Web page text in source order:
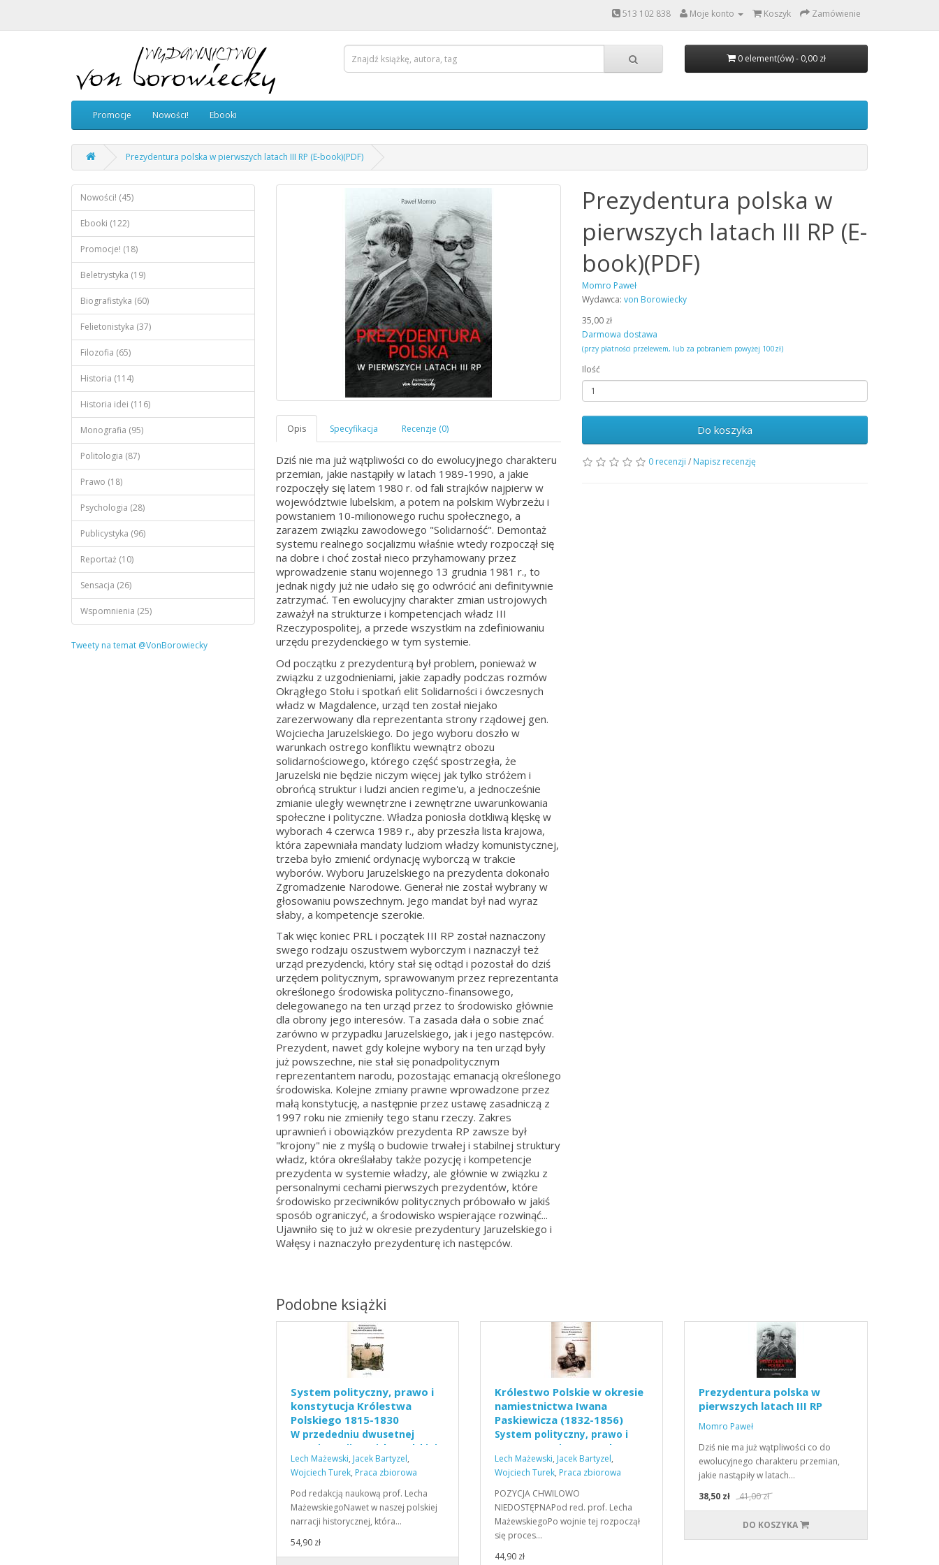
513 102 838 Moje konto Koszyk Zamówienie
0 element(ów) - 0,00 zł
Promocje Nowości! Ebooki
Prezydentura polska w pierwszych latach III RP (E-book)(PDF)
Nowości! (45)
Ebooki (122)
Promocje! (18)
Beletrystyka (19)
Biografistyka (60)
Felietonistyka (37)
Filozofia (65)
Historia (114)
Historia idei (116)
Monografia (95)
Politologia (87)
Prawo (18)
Psychologia (28)
Publicystyka (96)
Reportaż (10)
Sensacja (26)
Wspomnienia (25)
Tweety na temat @VonBorowiecky
Dziś nie ma już wątpliwości co do ewolucyjnego charakteru
przemian, jakie nastąpiły w latach 1989-1990, a jakie
rozpoczęły się latem 1980 r. od fali strajków najpierw w
województwie lubelskim, a potem na polskim Wybrzeżu i
powstaniem 10-milionowego ruchu społecznego, a
zarazem związku zawodowego "Solidarność". Demontaż
systemu realnego socjalizmu właśnie wtedy rozpoczął się
na dobre i choć został nieco przyhamowany przez
wprowadzenie stanu wojennego 13 grudnia 1981 r., to
jednak nigdy już nie udało się go odwrócić ani definitywnie
zatrzymać. Ten ewolucyjny charakter zmian ustrojowych
zaważył na strukturze i kompetencjach władz III
Rzeczypospolitej, a przede wszystkim na zdefiniowaniu
urzędu prezydenckiego w tym systemie.
Od początku z prezydenturą był problem, ponieważ w
związku z uzgodnieniami, jakie zapadły podczas rozmów
Okrągłego Stołu i spotkań elit Solidarności i ówczesnych
władz w Magdalence, urząd ten został niejako
zarezerwowany dla reprezentanta strony rządowej gen.
Wojciecha Jaruzelskiego. Do jego wyboru doszło w
warunkach ostrego konfliktu wewnątrz obozu
solidarnościowego, którego część spostrzegła, że
Jaruzelski nie będzie niczym więcej jak tylko stróżem i
obrońcą struktur i ludzi ancien regime'u, a jednocześnie
zmianie uległy wewnętrzne i zewnętrzne uwarunkowania
społeczne i polityczne. Władza poniosła dotkliwą klęskę w
wyborach 4 czerwca 1989 r., aby przeszła lista krajowa,
która zapewniała mandaty ludziom władzy komunistycznej,
trzeba było zmienić ordynację wyborczą w trakcie
wyborów. Wyboru Jaruzelskiego na prezydenta dokonało
Zgromadzenie Narodowe. Generał nie został wybrany w
głosowaniu powszechnym. Jego mandat był nad wyraz
słaby, a kompetencje szerokie.
Tak więc koniec PRL i początek III RP został naznaczony
swego rodzaju oszustwem wyborczym i naznaczył też
urząd prezydencki, który stał się odtąd i pozostał do dziś
urzędem politycznym, sprawowanym przez reprezentanta
określonego środowiska polityczno-finansowego,
delegowanego na ten urząd przez to środowisko głównie
dla obrony jego interesów. Ta zasada dała o sobie znać
zarówno w przypadku Jaruzelskiego, jak i jego następców.
Prezydent, nawet gdy kolejne wybory na ten urząd były
już powszechne, nie stał się ponadpolitycznym
reprezentantem narodu, pozostając emanacją określonego
środowiska. Kolejne zmiany prawne wprowadzone przez
małą konstytucję, a następnie przez ustawę zasadniczą z
1997 roku nie zmieniły tego stanu rzeczy. Zakres
uprawnień i obowiązków prezydenta RP zawsze był
"krojony" nie z myślą o budowie trwałej i stabilnej struktury
władz, która określałaby także pozycję i kompetencje
prezydenta w systemie władzy, ale głównie w związku z
personalnymi cechami pierwszych prezydentów, które
środowisko przeciwników politycznych próbowało w jakiś
sposób ograniczyć, a środowisko wspierające rozwinąć...
Ujawniło się to już w okresie prezydentury Jaruzelskiego i
Wałęsy i naznaczyło prezydenturę ich następców.
Prezydentura polska w
pierwszych latach III RP (E-
book)(PDF)
Momro Paweł
Wydawca:von Borowiecky
35,00 zł
Darmowa dostawa
(przy płatności przelewem, lub za pobraniem powyżej 100zł)
Ilość
Do koszyka
0 recenzji / Napisz recenzję
Podobne książki
System polityczny, prawo i
konstytucja Królestwa
Polskiego 1815-1830
W przededniu dwusetnej
rocznicy unii rosyjsko-polskiej
Lech Mażewski, Jacek Bartyzel,
Wojciech Turek, Praca zbiorowa
Pod redakcją naukową prof. Lecha
MażewskiegoNawet w naszej polskiej
narracji historycznej, która…
54,90 zł
Królestwo Polskie w okresie
namiestnictwa Iwana
Paskiewicza (1832-1856)
System polityczny, prawo i
statut organiczny z 26 lutego
1832r.
Lech Mażewski, Jacek Bartyzel,
Wojciech Turek, Praca zbiorowa
POZYCJA CHWILOWO
NIEDOSTĘPNAPod red. prof. Lecha
MażewskiegoPo wojnie tej rozpoczął
się proces…
44,90 zł
Prezydentura polska w
pierwszych latach III RP
Momro Paweł
Dziś nie ma już wątpliwości co do
ewolucyjnego charakteru przemian,
jakie nastąpiły w latach…
38,50 zł
41,00 zł
DO KOSZYKA